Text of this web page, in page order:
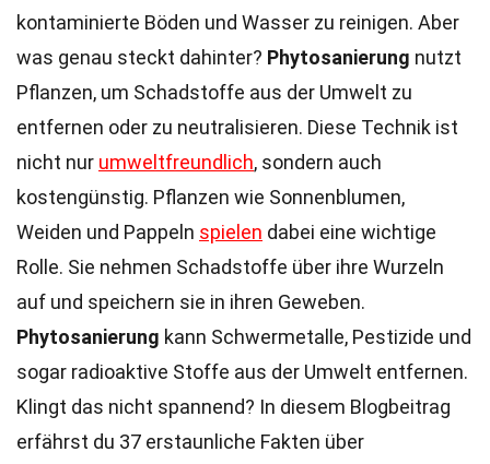
kontaminierte Böden und Wasser zu reinigen. Aber
was genau steckt dahinter? Phytosanierung nutzt
Pflanzen, um Schadstoffe aus der Umwelt zu
entfernen oder zu neutralisieren. Diese Technik ist
nicht nur umweltfreundlich, sondern auch
kostengünstig. Pflanzen wie Sonnenblumen,
Weiden und Pappeln spielen dabei eine wichtige
Rolle. Sie nehmen Schadstoffe über ihre Wurzeln
auf und speichern sie in ihren Geweben.
Phytosanierung kann Schwermetalle, Pestizide und
sogar radioaktive Stoffe aus der Umwelt entfernen.
Klingt das nicht spannend? In diesem Blogbeitrag
erfährst du 37 erstaunliche Fakten über